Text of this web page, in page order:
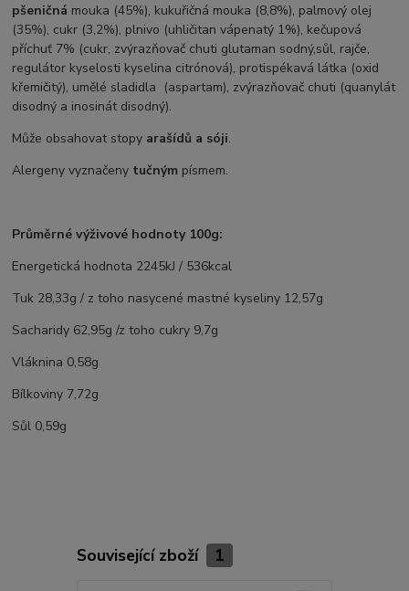
pšeničná mouka (45%), kukuřičná mouka (8,8%), palmový olej
(35%), cukr (3,2%), plnivo (uhličitan vápenatý 1%), kečupová
příchuť 7% (cukr, zvýrazňovač chuti glutaman sodný,sůl, rajče,
regulátor kyselosti kyselina citrónová), protispékavá látka (oxid
křemičitý), umělé sladidla (aspartam), zvýrazňovač chuti (quanylát
disodný a inosinát disodný).
Může obsahovat stopy arašídů a sóji.
Alergeny vyznačeny tučným písmem.
Průměrné výživové hodnoty 100g:
Energetická hodnota 2245kJ / 536kcal
Tuk 28,33g / z toho nasycené mastné kyseliny 12,57g
Sacharidy 62,95g /z toho cukry 9,7g
Vláknina 0,58g
Bílkoviny 7,72g
Sůl 0,59g
Související zboží 1